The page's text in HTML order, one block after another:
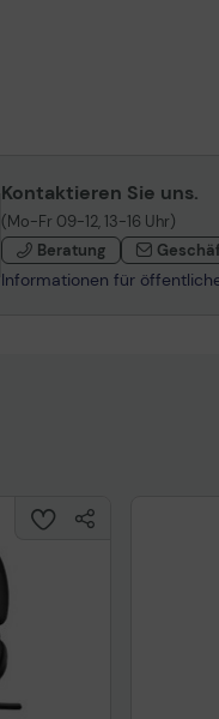
Kontaktieren Sie uns.
(Mo-Fr 09-12, 13-16 Uhr)
Beratung
Informationen für